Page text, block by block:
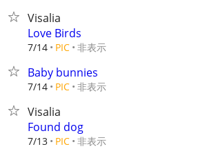
Visalia
Love Birds
7/14 PIC 非表示
Baby bunnies
7/14 PIC 非表示
Visalia
Found dog
7/13 PIC 非表示